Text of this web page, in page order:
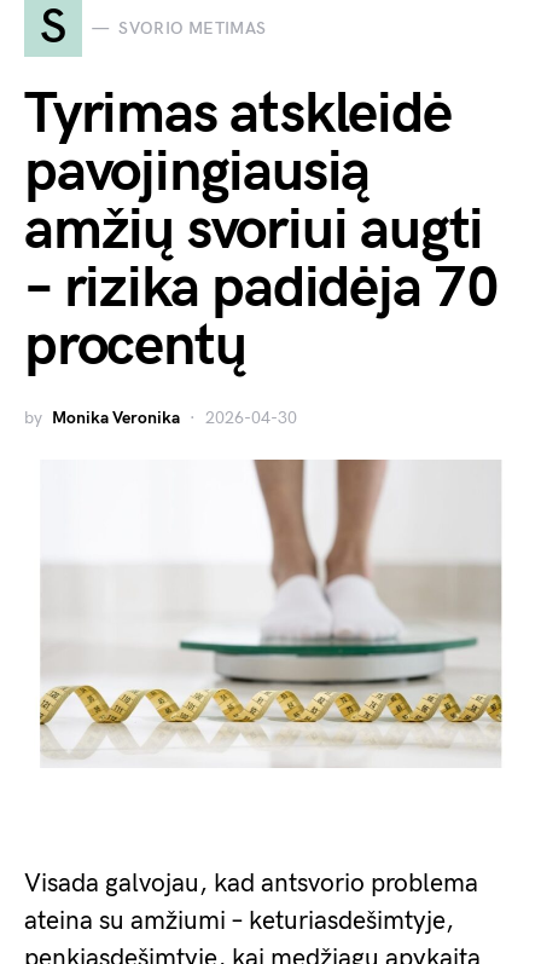
S SVORIO METIMAS
Tyrimas atskleidė
pavojingiausią
amžių svoriui augti
– rizika padidėja 70
procentų
by Monika Veronika 2026-04-30
Visada galvojau, kad antsvorio problema
ateina su amžiumi – keturiasdešimtyje,